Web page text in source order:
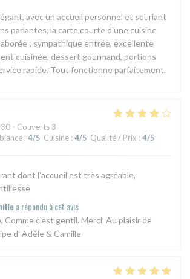
avec un accueil personnel et souriant
parlantes, la carte courte d'une cuisine
; sympathique entrée, excellente
cuisinée, dessert gourmand, portions
rapide. Tout fonctionne parfaitement.
- Couverts 3
: 4/5 Cuisine : 4/5 Qualité / Prix : 4/5
dont l'accueil est très agréable,
a répondu à cet avis
Comme c'est gentil. Merci. Au plaisir de
d' Adèle & Camille